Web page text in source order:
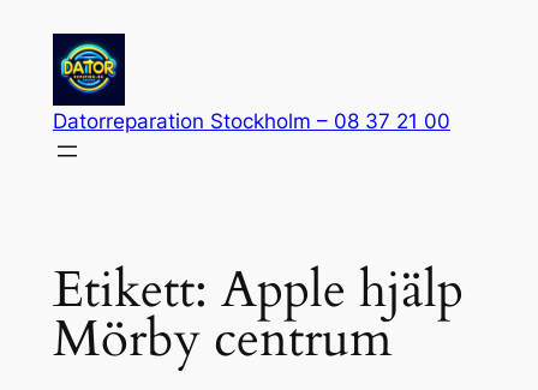
innehåll
Datorreparation Stockholm – 08 37 21 00
Etikett: Apple hjälp
Mörby centrum